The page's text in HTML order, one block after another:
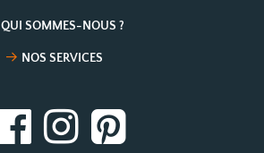
QUI SOMMES-NOUS ?
NOS SERVICES